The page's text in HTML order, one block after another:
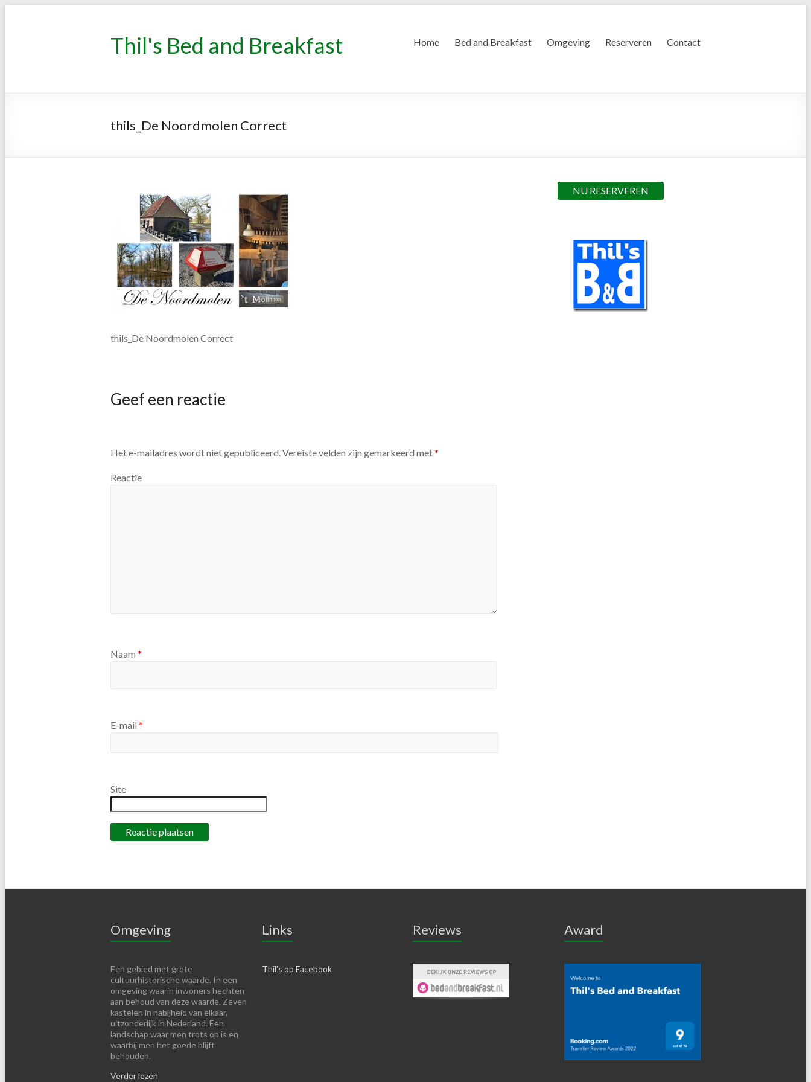
Thil's Bed and Breakfast Home Bed and Breakfast Omgeving Reserveren Contact
thils_De Noordmolen Correct
thils_De Noordmolen Correct
Geef een reactie
Het e-mailadres wordt niet gepubliceerd.Vereiste velden zijn gemarkeerd met*
Reactie
Naam *
E-mail *
Site
NU RESERVEREN
Omgeving
Een gebied met grote
cultuurhistorische waarde. In een
omgeving waarin inwoners hechten
aan behoud van deze waarde. Zeven
kastelen in nabijheid van elkaar,
uitzonderlijk in Nederland. Een
landschap waar men trots op is en
waarbij men het goede blijft
behouden.
Verder lezen
Links
Thil's op Facebook
Reviews Award